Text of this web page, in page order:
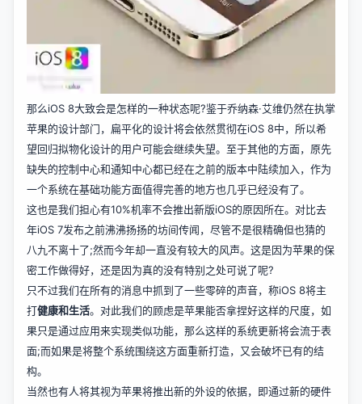
那么iOS 8大致会是怎样的一种状态呢?鉴于乔纳森·艾维仍然在执掌
苹果的设计部门，扁平化的设计将会依然贯彻在iOS 8中，所以希
望回归拟物化设计的用户可能会继续失望。至于其他的方面，原先
缺失的控制中心和通知中心都已经在之前的版本中陆续加入，作为
一个系统在基础功能方面值得完善的地方也几乎已经没有了。
这也是我们担心有10%机率不会推出新版iOS的原因所在。对比去
年iOS 7发布之前沸沸扬扬的坊间传闻，尽管不是很精确但也猜的
八九不离十了;然而今年却一直没有较大的风声。这是因为苹果的保
密工作做得好，还是因为真的没有特别之处可说了呢?
只不过我们在所有的消息中抓到了一些零碎的声音，称iOS 8将主
打健康和生活。对此我们的顾虑是苹果能否拿捏好这样的尺度，如
果只是通过应用来实现类似功能，那么这样的系统更新将会流于表
面;而如果是将整个系统围绕这方面重新打造，又会破坏已有的结
构。
当然也有人将其视为苹果将推出新的外设的依据，即通过新的硬件